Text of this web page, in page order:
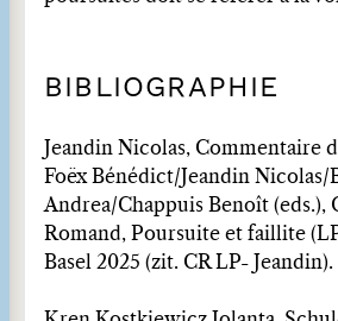
BIBLIOGRAPHIE
Jeandin Nicolas, Commentaire
Foëx Bénédict/Jeandin Nicolas/
Andrea/Chappuis Benoît (eds.),
Romand, Poursuite et faillite
Basel 2025 (zit. CR LP- Jeandin).